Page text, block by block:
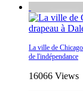
La ville de
de l'indépendance
16066 Views